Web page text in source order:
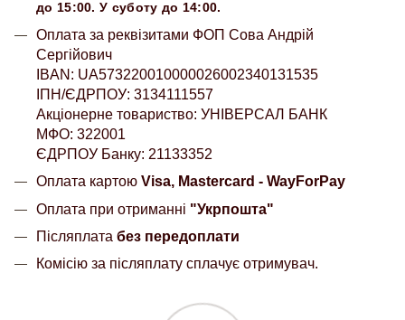
до 15:00. У суботу до 14:00.
Оплата за реквізитами ФОП Сова Андрій
Сергійович
IBAN: UA573220010000026002340131535
ІПН/ЄДРПОУ: 3134111557
Акціонерне товариство: УНІВЕРСАЛ БАНК
МФО: 322001
ЄДРПОУ Банку: 21133352
Оплата картою Visa, Mastercard - WayForPay
Оплата при отриманні "Укрпошта"
Післяплата без передоплати
Комісію за післяплату сплачує отримувач.